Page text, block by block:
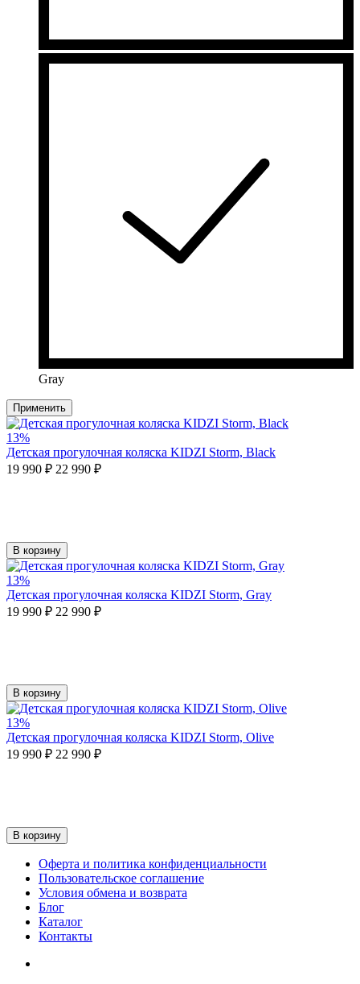
Gray
Применить
13%
Детская прогулочная коляска KIDZI Storm, Black
19 990 ₽ 22 990 ₽
В корзину
13%
Детская прогулочная коляска KIDZI Storm, Gray
19 990 ₽ 22 990 ₽
В корзину
13%
Детская прогулочная коляска KIDZI Storm, Olive
19 990 ₽ 22 990 ₽
В корзину
Оферта и политика конфиденциальности
Пользовательское соглашение
Условия обмена и возврата
Блог
Каталог
Контакты